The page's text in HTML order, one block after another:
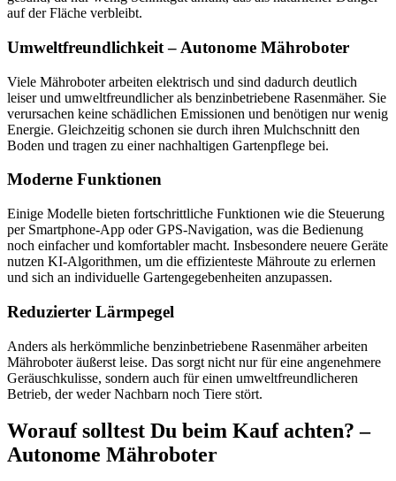
auf der Fläche verbleibt.
Umweltfreundlichkeit – Autonome Mähroboter
Viele Mähroboter arbeiten elektrisch und sind dadurch deutlich
leiser und umweltfreundlicher als benzinbetriebene Rasenmäher. Sie
verursachen keine schädlichen Emissionen und benötigen nur wenig
Energie. Gleichzeitig schonen sie durch ihren Mulchschnitt den
Boden und tragen zu einer nachhaltigen Gartenpflege bei.
Moderne Funktionen
Einige Modelle bieten fortschrittliche Funktionen wie die Steuerung
per Smartphone-App oder GPS-Navigation, was die Bedienung
noch einfacher und komfortabler macht. Insbesondere neuere Geräte
nutzen KI-Algorithmen, um die effizienteste Mähroute zu erlernen
und sich an individuelle Gartengegebenheiten anzupassen.
Reduzierter Lärmpegel
Anders als herkömmliche benzinbetriebene Rasenmäher arbeiten
Mähroboter äußerst leise. Das sorgt nicht nur für eine angenehmere
Geräuschkulisse, sondern auch für einen umweltfreundlicheren
Betrieb, der weder Nachbarn noch Tiere stört.
Worauf solltest Du beim Kauf achten? –
Autonome Mähroboter